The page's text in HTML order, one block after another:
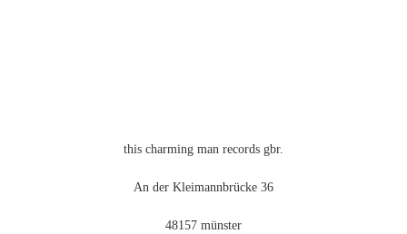
this charming man records gbr.
An der Kleimannbrücke 36
48157 münster